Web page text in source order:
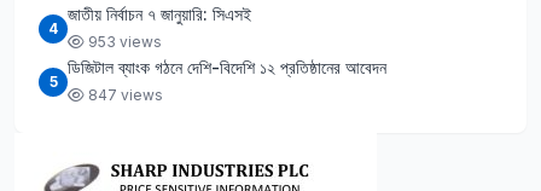
4
জাতীয় নির্বাচন ৭ জানুয়ারি: সিএসই
953 views
5
ডিজিটাল ব্যাংক গঠনে দেশি-বিদেশি ১২ প্রতিষ্ঠানের আবেদন
847 views